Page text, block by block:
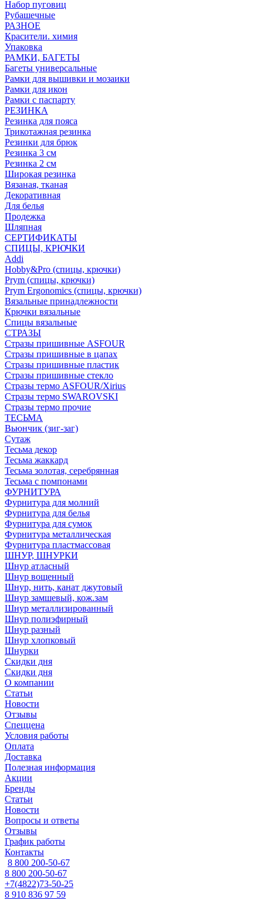
Набор пуговиц
Рубашечные
РАЗНОЕ
Красители. химия
Упаковка
РАМКИ, БАГЕТЫ
Багеты универсальные
Рамки для вышивки и мозаики
Рамки для икон
Рамки с паспарту
РЕЗИНКА
Резинка для пояса
Трикотажная резинка
Резинки для брюк
Резинка 3 см
Резинка 2 см
Широкая резинка
Вязаная, тканая
Декоративная
Для белья
Продежка
Шляпная
СЕРТИФИКАТЫ
СПИЦЫ, КРЮЧКИ
Addi
Hobby&Pro (спицы, крючки)
Prym (спицы, крючки)
Prym Ergonomics (спицы, крючки)
Вязальные принадлежности
Крючки вязальные
Спицы вязальные
СТРАЗЫ
Стразы пришивные ASFOUR
Стразы пришивные в цапах
Стразы пришивные пластик
Стразы пришивные стекло
Стразы термо ASFOUR/Xirius
Стразы термо SWAROVSKI
Стразы термо прочие
ТЕСЬМА
Вьюнчик (зиг-заг)
Сутаж
Тесьма декор
Тесьма жаккард
Тесьма золотая, серебрянная
Тесьма с помпонами
ФУРНИТУРА
Фурнитура для молний
Фурнитура для белья
Фурнитура для сумок
Фурнитура металлическая
Фурнитура пластмассовая
ШНУР, ШНУРКИ
Шнур атласный
Шнур вощенный
Шнур, нить, канат джутовый
Шнур замшевый, кож.зам
Шнур металлизированный
Шнур полиэфирный
Шнур разный
Шнур хлопковый
Шнурки
Скидки дня
Скидки дня
О компании
Статьи
Новости
Отзывы
Спеццена
Условия работы
Оплата
Доставка
Полезная информация
Акции
Бренды
Статьи
Новости
Вопросы и ответы
Отзывы
График работы
Контакты
8 800 200-50-67
8 800 200-50-67
+7(4822)73-50-25
8 910 836 97 59